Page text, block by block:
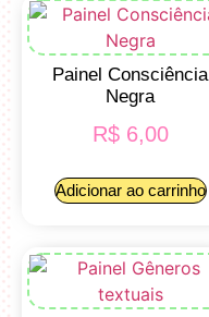
Painel Consciência
Negra
R$6,00
Adicionar ao carrinho